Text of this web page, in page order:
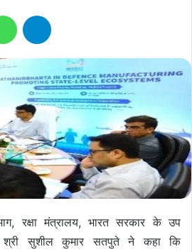
रक्षा मंत्रालय, भारत सरकार के उप
श्री सुशील कुमार सतपुते ने कहा कि